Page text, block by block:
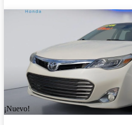
¡Nuevo!